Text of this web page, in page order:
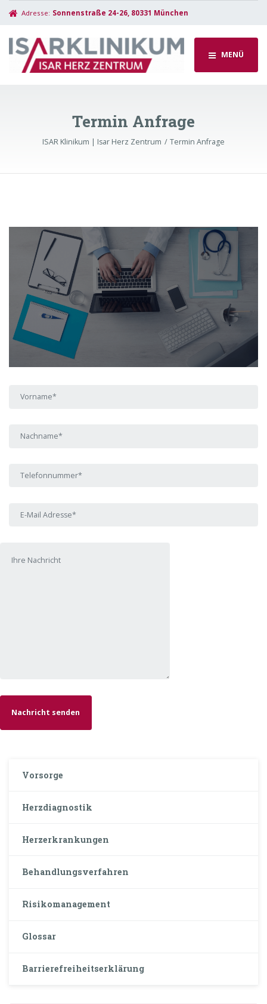
Adresse: Sonnenstraße 24-26, 80331 München
MENÜ
Termin Anfrage
ISAR Klinikum | Isar Herz Zentrum Termin Anfrage
Vorsorge
Herzdiagnostik
Herzerkrankungen
Behandlungsverfahren
Risikomanagement
Glossar
Barrierefreiheitserklärung